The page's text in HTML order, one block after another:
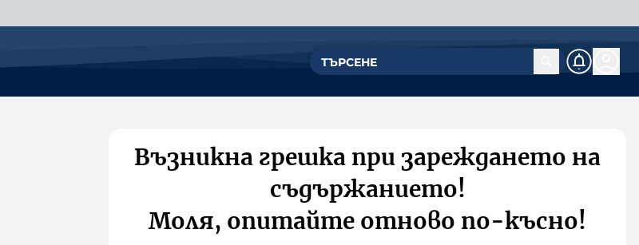
Възникна грешка при зареждането на
съдържанието!
Моля, опитайте отново по-късно!